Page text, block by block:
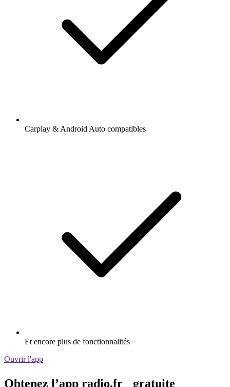
Carplay & Android Auto compatibles
Et encore plus de fonctionnalités
Ouvrir l'app
Obtenez l’app radio.fr gratuite